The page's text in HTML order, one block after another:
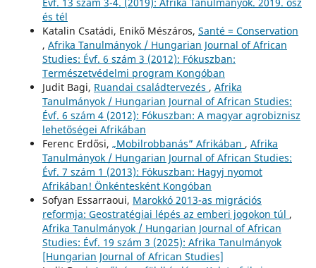
Évf. 13 szám 3-4. (2019): Afrika Tanulmányok. 2019. ősz
és tél
Katalin Csatádi, Enikő Mészáros, Santé = Conservation
, Afrika Tanulmányok / Hungarian Journal of African
Studies: Évf. 6 szám 3 (2012): Fókuszban:
Természetvédelmi program Kongóban
Judit Bagi, Ruandai családtervezés , Afrika
Tanulmányok / Hungarian Journal of African Studies:
Évf. 6 szám 4 (2012): Fókuszban: A magyar agrobiznisz
lehetőségei Afrikában
Ferenc Erdősi, „Mobilrobbanás” Afrikában , Afrika
Tanulmányok / Hungarian Journal of African Studies:
Évf. 7 szám 1 (2013): Fókuszban: Hagyj nyomot
Afrikában! Önkéntesként Kongóban
Sofyan Essarraoui, Marokkó 2013-as migrációs
reformja: Geostratégiai lépés az emberi jogokon túl ,
Afrika Tanulmányok / Hungarian Journal of African
Studies: Évf. 19 szám 3 (2025): Afrika Tanulmányok
[Hungarian Journal of African Studies]